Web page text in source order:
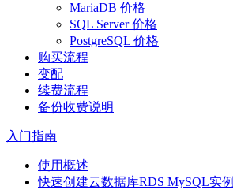
MariaDB 价格
SQL Server 价格
PostgreSQL 价格
购买流程
变配
续费流程
备份收费说明
入门指南
使用概述
快速创建云数据库RDS MySQL实例